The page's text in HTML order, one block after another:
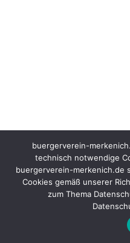
buergerverein-
technisch notwendige
buergerverein-merkenich.de
Cookies gemäß unserer
zum Thema